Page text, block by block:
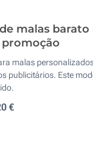
malas barato
malas
publicitários. Este
€